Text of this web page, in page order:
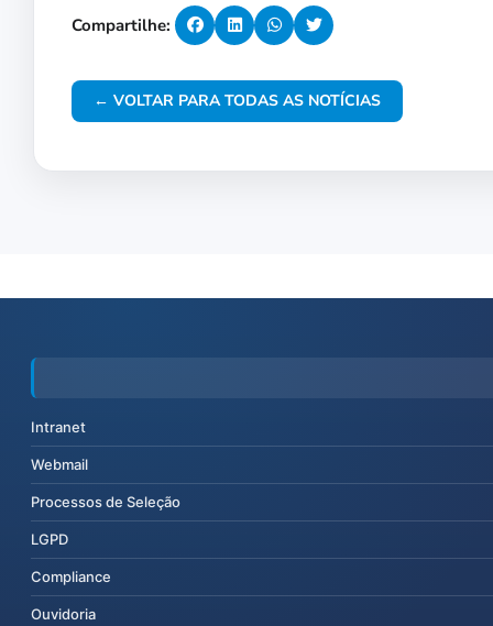
Compartilhe:
← VOLTAR PARA TODAS AS NOTÍCIAS
Intranet
Webmail
Processos de Seleção
LGPD
Compliance
Ouvidoria